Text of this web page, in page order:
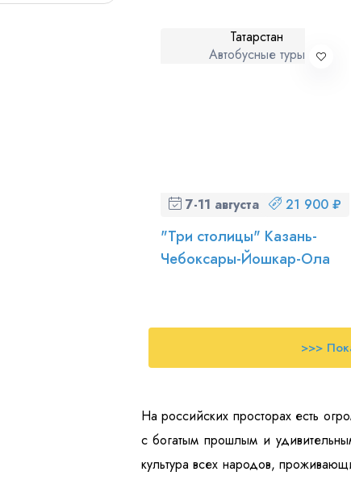
Татарстан
Автобусные туры
7-11 августа (пт-вт)21 900 ₽
"Три столицы" Казань-
Чебоксары-Йошкар-Ола
>>>
На российских просторах есть
с богатым прошлым и
культура всех народов,